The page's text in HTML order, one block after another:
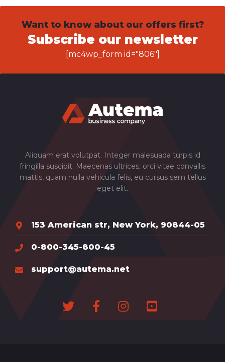
Want to know about our offers first?
Subscribe our newsletter
[mc4wp_form id="806"]
Aliquam erat volutpat. Integer malesuada turpis id
fringilla suscipit. Maecenas ultrices, orci vitae convallis
mattis, quam nulla vehicula felis, eu cursus sem tellus
eget elit.
153 American str, New York, 90844-05
0-800-345-800-45
support@autema.net